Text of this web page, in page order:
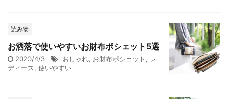
読み物
お洒落で使いやすいお財布ポシェット5選
2020/4/3 おしゃれ, お財布ポシェット , レ
ディース, 使いやすい